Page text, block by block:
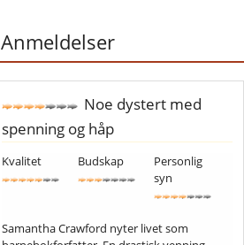
Anmeldelser
Noe dystert med
spenning og håp
Kvalitet Budskap
Personlig
syn
Samantha Crawford nyter livet som